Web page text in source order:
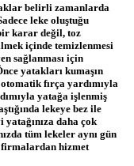
belirli zamanlarda
leke oluştuğu
karar değil, toz
içinde temizlenmesi
sağlanması için
yatakları kumaşın
fırça yardımıyla
yatağa işlenmiş
lekeye bez ile
daha çok
tüm lekeler aynı gün
firmalardan hizmet